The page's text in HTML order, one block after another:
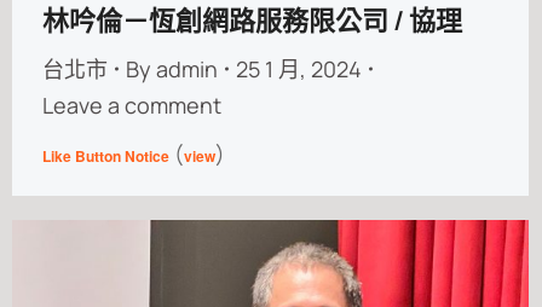
林吟倫－恆創網路服務限公司 / 協理
台北市 By admin
25 1 月, 2024
Leave a comment
Like Button Notice (view)